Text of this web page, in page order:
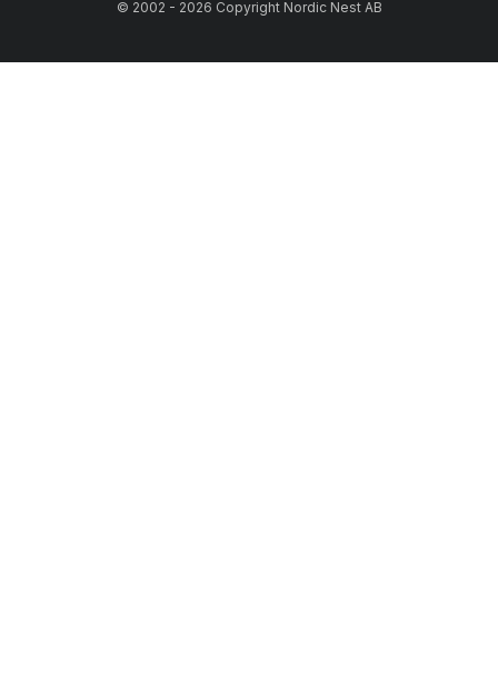
© 2002 - 2026 Copyright Nordic Nest AB